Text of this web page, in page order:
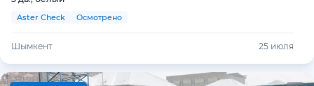
Aster Check Осмотрено
Шымкент 25 июля